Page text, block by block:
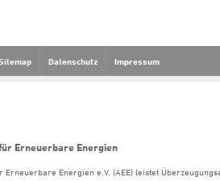
Datenschutz Impressum
Erneuerbare Energien
Erneuerbare Energien e.V. (AEE) leistet